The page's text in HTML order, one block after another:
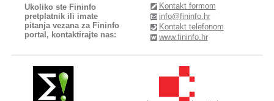
Ukoliko ste Fininfo
pretplatnik ili imate
pitanja vezana za Fininfo
portal, kontaktirajte nas:
Kontakt formom
info@fininfo.hr
Kontakt telefonom
www.fininfo.hr